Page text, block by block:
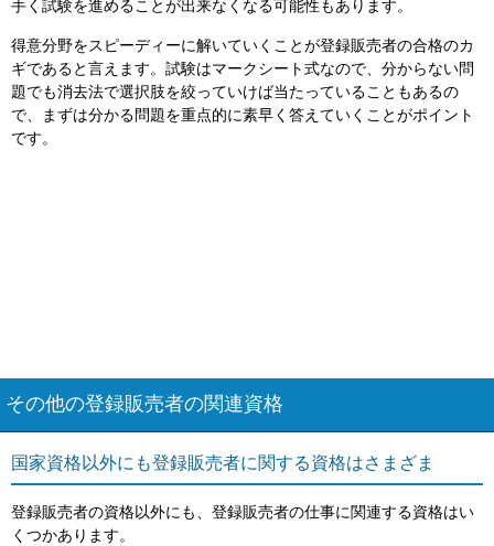
手く試験を進めることが出来なくなる可能性もあります。
得意分野をスピーディーに解いていくことが登録販売者の合格のカ
ギであると言えます。試験はマークシート式なので、分からない問
題でも消去法で選択肢を絞っていけば当たっていることもあるの
で、まずは分かる問題を重点的に素早く答えていくことがポイント
です。
その他の登録販売者の関連資格
国家資格以外にも登録販売者に関する資格はさまざま
登録販売者の資格以外にも、登録販売者の仕事に関連する資格はい
くつかあります。